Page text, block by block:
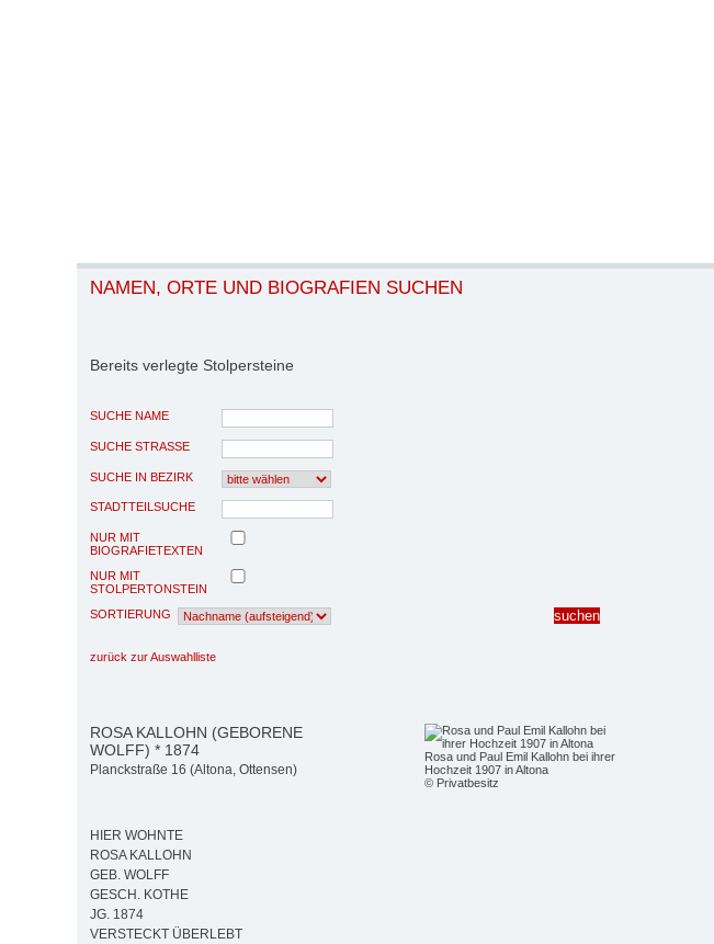
NAMEN, ORTE UND BIOGRAFIEN SUCHEN
Bereits verlegte Stolpersteine
SUCHE NAME
SUCHE STRASSE
SUCHE IN BEZIRK
STADTTEILSUCHE
NUR MIT
BIOGRAFIETEXTEN
NUR MIT
STOLPERTONSTEIN
SORTIERUNG
zurück zur Auswahlliste
Rosa und Paul Emil Kallohn bei ihrer
Hochzeit 1907 in Altona
© Privatbesitz
ROSA KALLOHN (GEBORENE
WOLFF) * 1874
Planckstraße 16 (Altona, Ottensen)
HIER WOHNTE
ROSA KALLOHN
GEB. WOLFF
GESCH. KOTHE
JG. 1874
VERSTECKT ÜBERLEBT